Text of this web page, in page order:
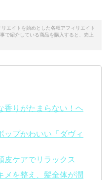
エイトを始めとした各種アフィリエイト
で紹介している商品を購入すると、売上
香りがたまらない！ヘ
ップかわいい「ダヴィ
皮ケアでリラックス
メを整え、髪全体が潤